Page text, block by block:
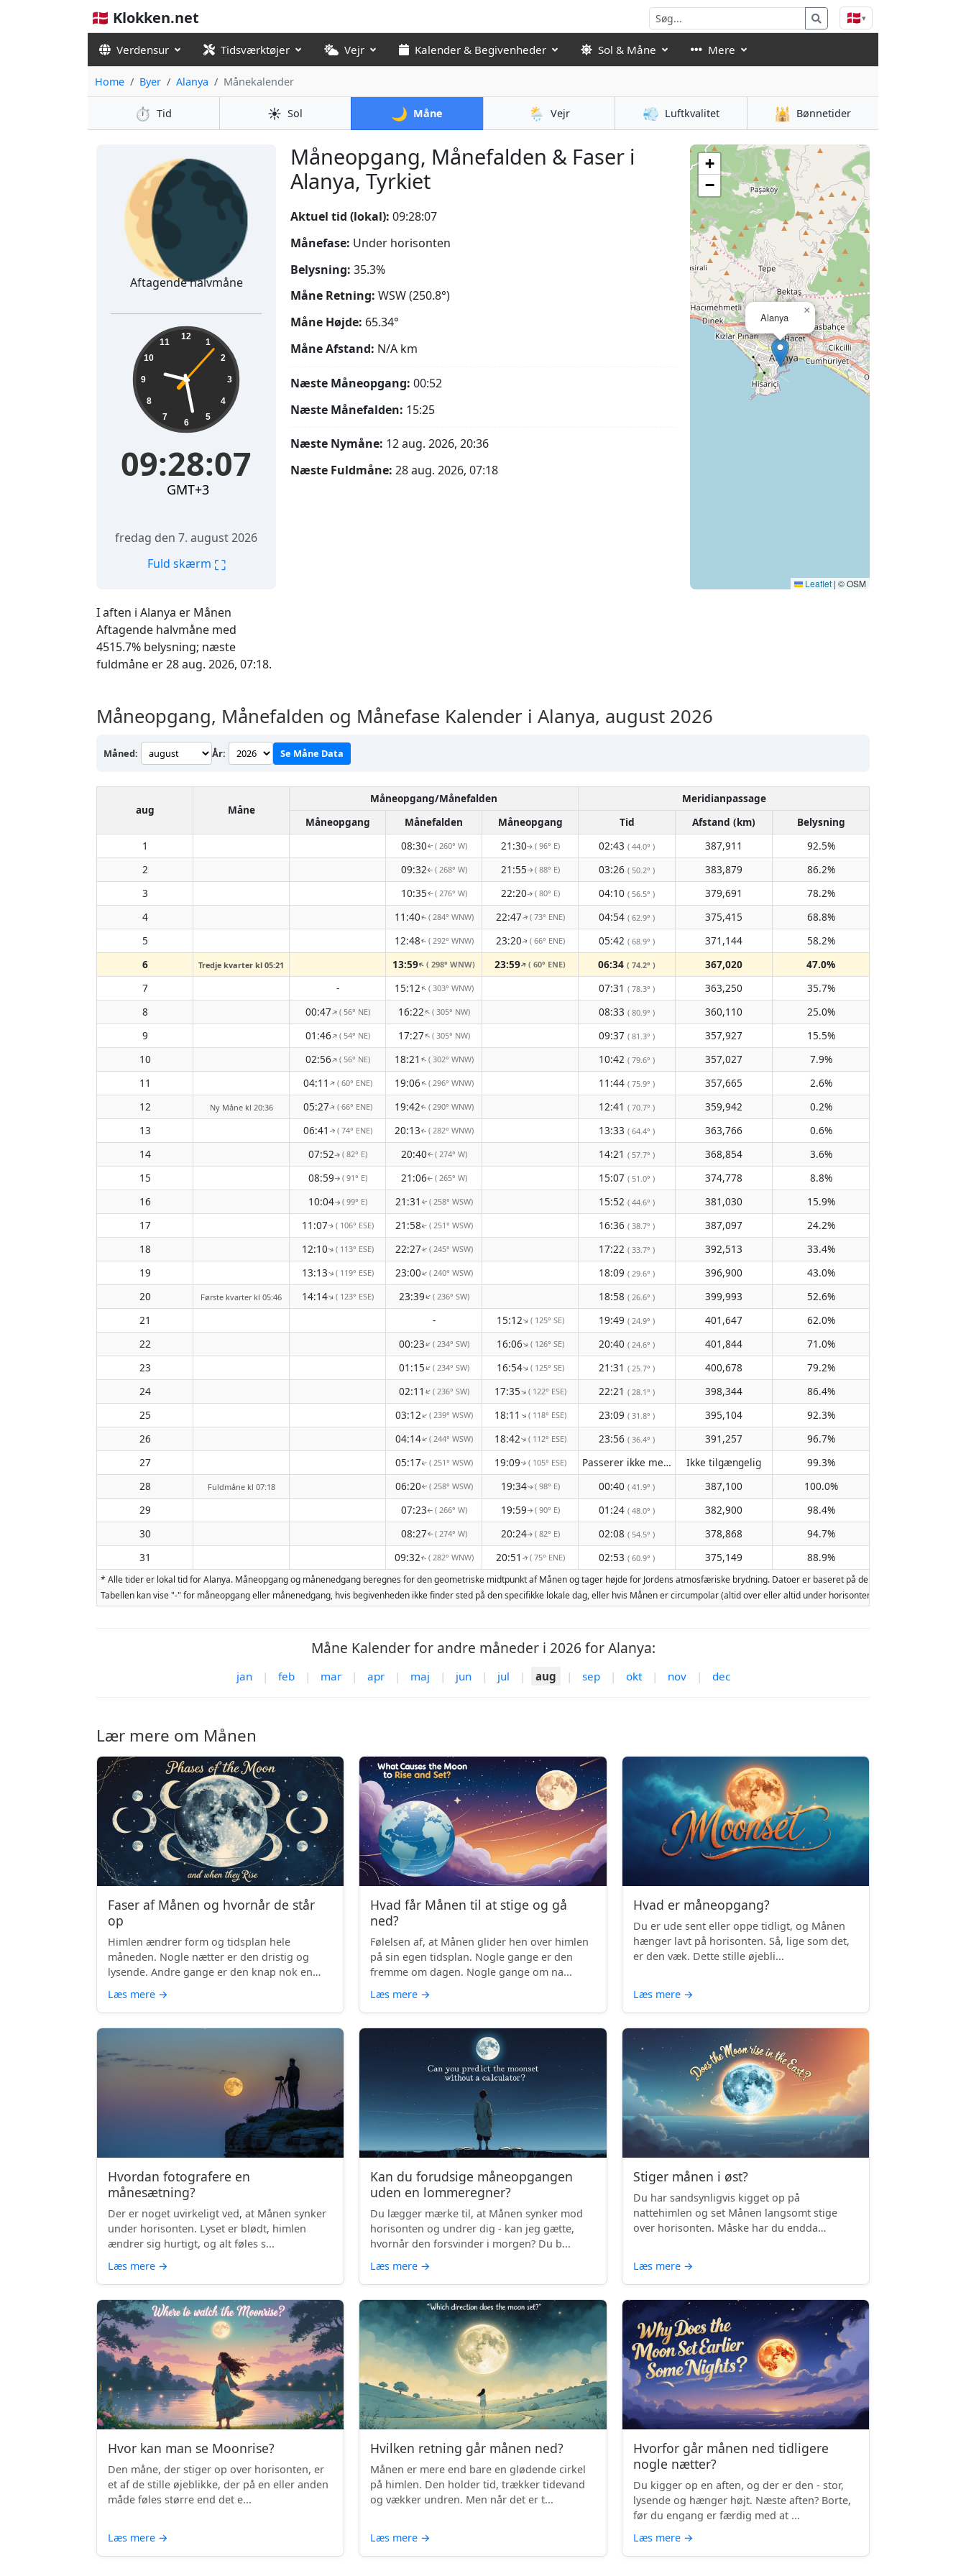
🇩🇰 Klokken.net 🇩🇰▾
Verdensur Tidsværktøjer Vejr Kalender & Begivenheder Sol & Måne Mere
Home Byer Alanya Månekalender
⏱️ Tid ☀️ Sol 🌙 Måne 🌦️ Vejr 💨 Luftkvalitet 🕌 Bønnetider
Måneopgang, Månefalden & Faser i
Alanya, Tyrkiet
I aften i Alanya er Månen
Aftagende halvmåne med
4515.7% belysning; næste
fuldmåne er 28 aug. 2026, 07:18.
🌘
Aftagende halvmåne
09:28:08 12
1
2
3
4
5
6
7
8
9
10
11
09:28:08
GMT+3
fredag den 7. august 2026
Fuld skærm ⛶
Aktuel tid (lokal): 09:28:08
Månefase: Under horisonten
Belysning: 35.3%
Måne Retning: WSW (250.8°)
Måne Højde: 65.34°
Måne Afstand: N/A km
Næste Måneopgang: 00:52
Næste Månefalden: 15:25
Næste Nymåne: 12 aug. 2026, 20:36
Næste Fuldmåne: 28 aug. 2026, 07:18
Alanya
×
+
−
Leaflet | © OSM
Måneopgang, Månefalden og Månefase Kalender i Alanya, august 2026
Måned: År: Se Måne Data
aug Måne
Måneopgang/Månefalden
Meridianpassage
Måneopgang
Månefalden Måneopgang Tid Afstand (km)
Belysning
1
08:30↑( 260° W) 21:30↑ ( 96° E) 02:43 ( 44.0° ) 387,911
92.5%
2
09:32↑ ( 268° W) 21:55↑ ( 88° E) 03:26 ( 50.2° ) 383,879
86.2%
3
10:35↑( 276° W) 22:20↑( 80° E) 04:10 ( 56.5° ) 379,691
78.2%
4
11:40↑( 284° WNW) 22:47↑( 73° ENE) 04:54 ( 62.9° ) 375,415
68.8%
5
12:48↑( 292° WNW) 23:20↑( 66° ENE) 05:42 ( 68.9° ) 371,144
58.2%
6
Tredje kvarter kl 05:21 13:59↑( 298° WNW) 23:59↑( 60° ENE) 06:34 ( 74.2° ) 367,020
47.0%
7
- 15:12↑( 303° WNW) 07:31 ( 78.3° ) 363,250
35.7%
8
00:47↑( 56° NE) 16:22↑( 305° NW) 08:33 ( 80.9° ) 360,110
25.0%
9
01:46↑( 54° NE) 17:27↑( 305° NW) 09:37 ( 81.3° ) 357,927
15.5%
10
02:56↑( 56° NE) 18:21↑( 302° WNW) 10:42 ( 79.6° ) 357,027
7.9%
11
04:11↑( 60° ENE) 19:06↑( 296° WNW) 11:44 ( 75.9° ) 357,665
2.6%
12
Ny Måne kl 20:36 05:27↑( 66° ENE) 19:42↑( 290° WNW) 12:41 ( 70.7° ) 359,942
0.2%
13
06:41 ↑( 74° ENE) 20:13↑( 282° WNW) 13:33 ( 64.4° ) 363,766
0.6%
14
07:52↑( 82° E) 20:40↑ ( 274° W) 14:21 ( 57.7° ) 368,854
3.6%
15
08:59↑ ( 91° E) 21:06↑ ( 265° W) 15:07 ( 51.0° ) 374,778
8.8%
16
10:04↑( 99° E) 21:31 ↑( 258° WSW) 15:52 ( 44.6° ) 381,030
15.9%
17
11:07↑( 106° ESE) 21:58↑( 251° WSW) 16:36 ( 38.7° ) 387,097
24.2%
18
12:10↑( 113° ESE) 22:27↑( 245° WSW) 17:22 ( 33.7° ) 392,513
33.4%
19
13:13↑( 119° ESE) 23:00↑( 240° WSW) 18:09 ( 29.6° ) 396,900
43.0%
20
Første kvarter kl 05:46 14:14↑( 123° ESE) 23:39↑( 236° SW) 18:58 ( 26.6° ) 399,993
52.6%
21
- 15:12↑( 125° SE) 19:49 ( 24.9° ) 401,647
62.0%
22
00:23↑( 234° SW) 16:06↑( 126° SE) 20:40 ( 24.6° ) 401,844
71.0%
23
01:15↑( 234° SW) 16:54↑( 125° SE) 21:31 ( 25.7° ) 400,678
79.2%
24
02:11↑( 236° SW) 17:35↑( 122° ESE) 22:21 ( 28.1° ) 398,344
86.4%
25
03:12↑( 239° WSW) 18:11 ↑( 118° ESE) 23:09 ( 31.8° ) 395,104
92.3%
26
04:14↑( 244° WSW) 18:42↑( 112° ESE) 23:56 ( 36.4° ) 391,257
96.7%
27
05:17↑( 251° WSW) 19:09↑( 105° ESE) Passerer ikke meridianen ( Ikke tilgængelig )
Ikke tilgængelig
99.3%
28
Fuldmåne kl 07:18 06:20↑( 258° WSW) 19:34↑( 98° E) 00:40 ( 41.9° ) 387,100
100.0%
29
07:23↑ ( 266° W) 19:59↑ ( 90° E) 01:24 ( 48.0° ) 382,900
98.4%
30
08:27↑ ( 274° W) 20:24↑( 82° E) 02:08 ( 54.5° ) 378,868
94.7%
31
09:32↑( 282° WNW) 20:51 ↑( 75° ENE) 02:53 ( 60.9° ) 375,149 88.9%
* Alle tider er lokal tid for Alanya. Måneopgang og månenedgang beregnes for den geometriske midtpunkt af Månen og tager højde for Jordens atmosfæriske brydning. Datoer er baseret på den gregorianske
Tabellen kan vise "-" for måneopgang eller månenedgang, hvis begivenheden ikke finder sted på den specifikke lokale dag, eller hvis Månen er circumpolar (altid over eller altid under horisonten). To måneopgange
Måne Kalender for andre måneder i 2026 for Alanya:
jan | feb | mar | apr | maj | jun | jul | aug | sep | okt | nov | dec
Lær mere om Månen
Faser af Månen og hvornår de står
op
Himlen ændrer form og tidsplan hele
måneden. Nogle nætter er den dristig og
lysende. Andre gange er den knap nok en
Læs mere →
Hvad får Månen til at stige og gå
ned?
Følelsen af, at Månen glider hen over himlen
på sin egen tidsplan. Nogle gange er den
fremme om dagen. Nogle gange om na...
Læs mere →
Hvad er måneopgang?
Du er ude sent eller oppe tidligt, og Månen
hænger lavt på horisonten. Så, lige som det,
er den væk. Dette stille øjebli...
Læs mere →
Hvordan fotografere en
månesætning?
Der er noget uvirkeligt ved, at Månen synker
under horisonten. Lyset er blødt, himlen
ændrer sig hurtigt, og alt føles s...
Læs mere →
Kan du forudsige måneopgangen
uden en lommeregner?
Du lægger mærke til, at Månen synker mod
horisonten og undrer dig - kan jeg gætte,
hvornår den forsvinder i morgen? Du b...
Læs mere →
Stiger månen i øst?
Du har sandsynligvis kigget op på
nattehimlen og set Månen langsomt stige
over horisonten. Måske har du endda
Læs mere →
Hvor kan man se Moonrise?
Den måne, der stiger op over horisonten, er
et af de stille øjeblikke, der på en eller anden
måde føles større end det e...
Læs mere →
Hvilken retning går månen ned?
Månen er mere end bare en glødende cirkel
på himlen. Den holder tid, trækker tidevand
og vækker undren. Men når det er t...
Læs mere →
Hvorfor går månen ned tidligere
nogle nætter?
Du kigger op en aften, og der er den - stor,
lysende og hænger højt. Næste aften? Borte,
før du engang er færdig med at ...
Læs mere →